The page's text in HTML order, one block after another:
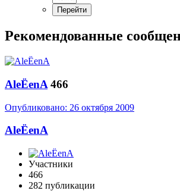
Рекомендованные
AleЁenA 466
Опубликовано: 26 октября 2009
AleЁenA
Участники
466
282 публикации